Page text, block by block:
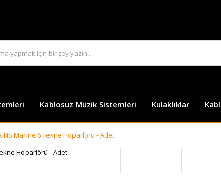
Kablosuz Müzik Sistemleri Kulaklıklar
Marine 6 Tekne Hoparlörü - Adet